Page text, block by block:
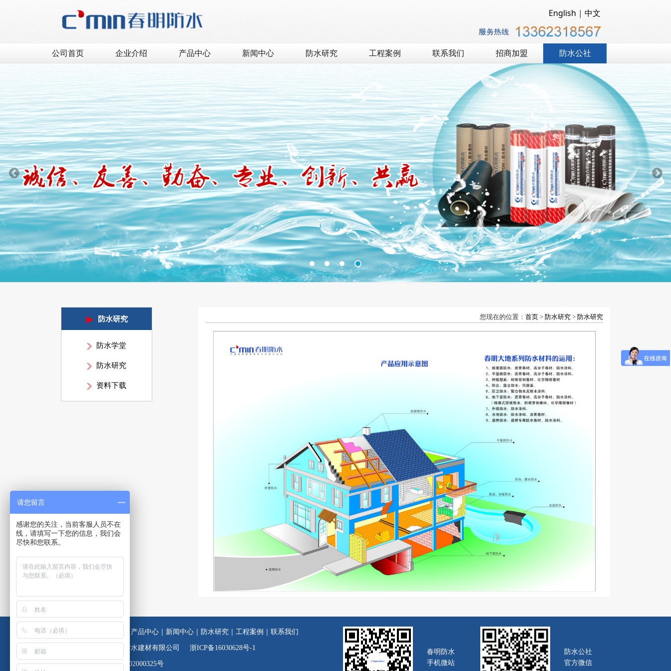
English | 中文
公司首页 企业介绍 产品中心 新闻中心 防水研究 工程案例 联系我们 招商加盟 防水公社
防水研究
防水学堂
防水研究
资料下载
您现在的位置： 首页 > 防水研究 > 防水研究
公司首页 产品中心 新闻中心 防水研究 工程案例 联系我们
版权所有：浙江春明防水建材有限公司 浙ICP备16030628号-1
浙公网安备 33042402000325号
春明防水
手机微站
防水公社
官方微信
请您留言
感谢您的关注，当前客服人员不在
线，请填写一下您的信息，我们会
尽快和您联系。